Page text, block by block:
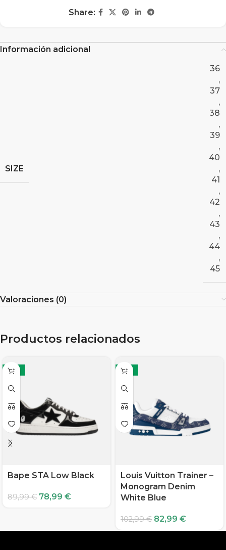
Share:
Información adicional
SIZE
36
,
37
,
38
,
39
,
40
,
41
,
42
,
43
,
44
,
45
Valoraciones (0)
Productos relacionados
-12%
Bape STA Low Black
89,99€ 78,99 €
-19%
Louis Vuitton Trainer –
Monogram Denim
White Blue
102,99€ 82,99 €